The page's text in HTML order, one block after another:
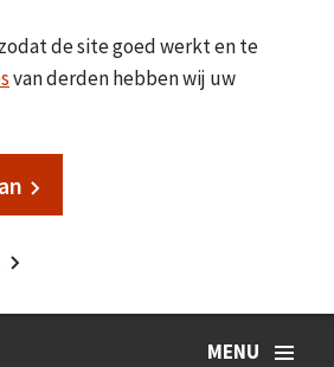
zodat de site goed werkt en te
van derden hebben wij uw
MENU